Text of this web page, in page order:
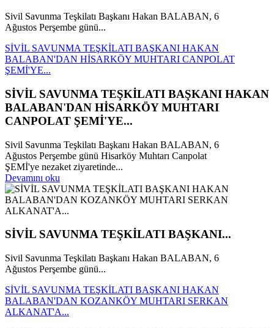
Sivil Savunma Teşkilatı Başkanı Hakan BALABAN, 6
Ağustos Perşembe günü...
SİVİL SAVUNMA TEŞKİLATI BAŞKANI HAKAN
BALABAN'DAN HİSARKÖY MUHTARI CANPOLAT
ŞEMİ'YE...
SİVİL SAVUNMA TEŞKİLATI BAŞKANI HAKAN
BALABAN'DAN HİSARKÖY MUHTARI
CANPOLAT ŞEMİ'YE...
Sivil Savunma Teşkilatı Başkanı Hakan BALABAN, 6
Ağustos Perşembe günü Hisarköy Muhtarı Canpolat
ŞEMİ'ye nezaket ziyaretinde...
Devamını oku
SİVİL SAVUNMA TEŞKİLATI BAŞKANI...
Sivil Savunma Teşkilatı Başkanı Hakan BALABAN, 6
Ağustos Perşembe günü...
SİVİL SAVUNMA TEŞKİLATI BAŞKANI HAKAN
BALABAN'DAN KOZANKÖY MUHTARI SERKAN
ALKANAT'A...